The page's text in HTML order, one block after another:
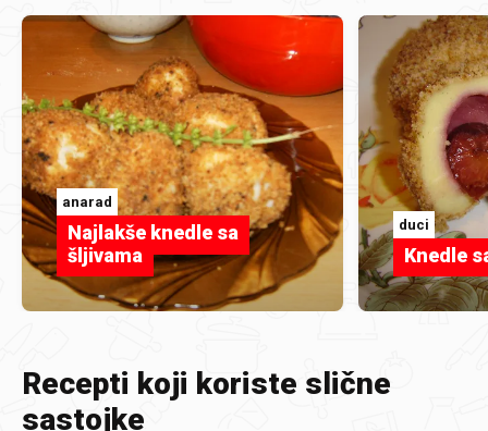
anarad
Najlakše knedle sa
šljivama
duci
Knedle
Recepti koji koriste slične
sastojke